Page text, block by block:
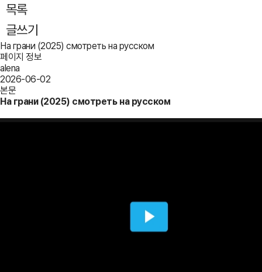
목록
글쓰기
На грани (2025) смотреть на русском
페이지 정보
alena
2026-06-02
본문
На грани (2025) смотреть на русском